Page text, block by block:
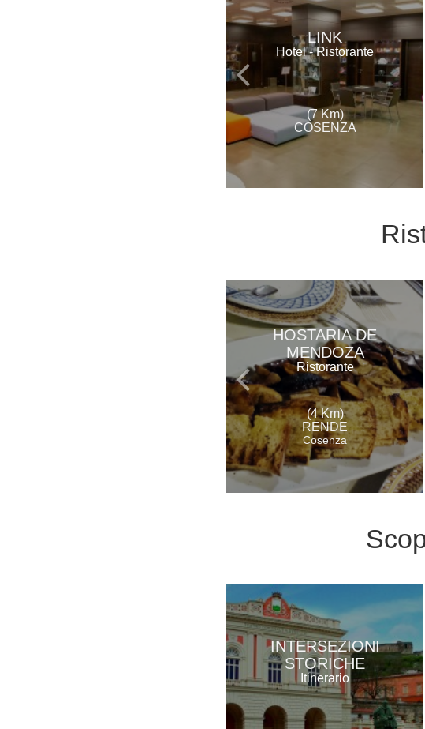
LINK
Hotel - Ristorante
(7 Km)
COSENZA
HOSTARIA DE
MENDOZA
Ristorante
(4 Km)
RENDE
Cosenza
INTERSEZIONI
STORICHE
Itinerario